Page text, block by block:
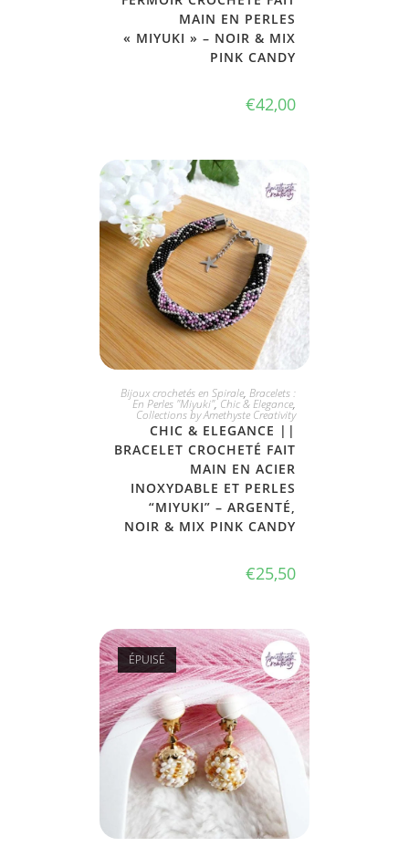
MAIN EN PERLES
« MIYUKI » – NOIR & MIX
PINK CANDY
€42,00
JE L'ADOPTE
Bijoux crochetés en Spirale, Bracelets :
En Perles "Miyuki",Chic & Elegance,
Collections by Amethyste Creativity
CHIC & ELEGANCE ||
BRACELET CROCHETÉ FAIT
MAIN EN ACIER
INOXYDABLE ET PERLES
“MIYUKI” – ARGENTÉ,
NOIR & MIX PINK CANDY
€25,50
ÉPUISÉ